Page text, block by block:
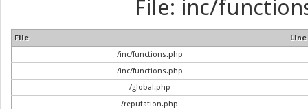
File: inc/
File
Line
/inc/functions.php
/inc/functions.php
/global.php
/reputation.php